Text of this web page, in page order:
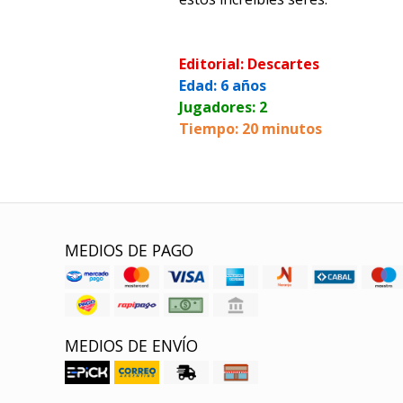
Editorial: Descartes
Edad: 6 años
Jugadores: 2
Tiempo: 20 minutos
MEDIOS DE PAGO
MEDIOS DE ENVÍO